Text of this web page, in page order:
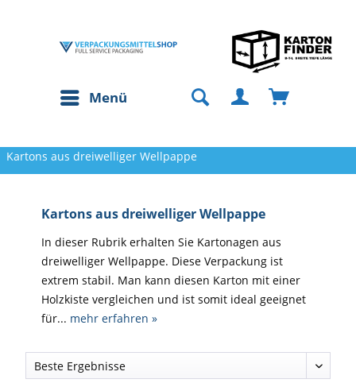
Menü
Kartons aus dreiwelliger Wellpappe
Kartons aus dreiwelliger Wellpappe
In dieser Rubrik erhalten Sie Kartonagen aus
dreiwelliger Wellpappe. Diese Verpackung ist
extrem stabil. Man kann diesen Karton mit einer
Holzkiste vergleichen und ist somit ideal geeignet
für... mehr erfahren »